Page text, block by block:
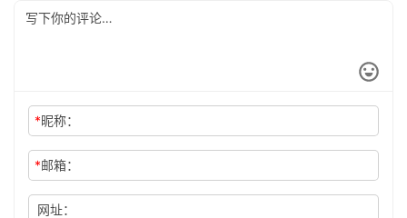
*昵称：
*邮箱：
网址：